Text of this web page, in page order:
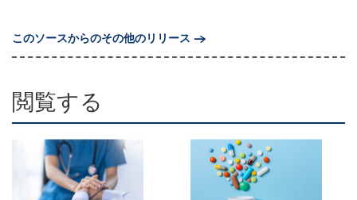
このソースからのその他のリリース
閲覧する